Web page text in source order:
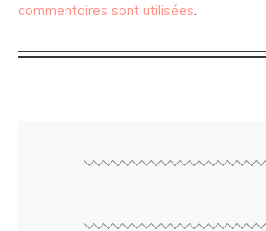
commentaires sont utilisées.